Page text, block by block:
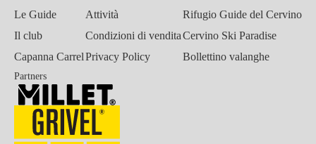
Le Guide
Il club
Capanna Carrel
Attività
Condizioni di vendita
Privacy Policy
Rifugio Guide del Cervino
Cervino Ski Paradise
Bollettino valanghe
Partners